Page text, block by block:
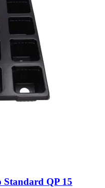
Standard QP 15